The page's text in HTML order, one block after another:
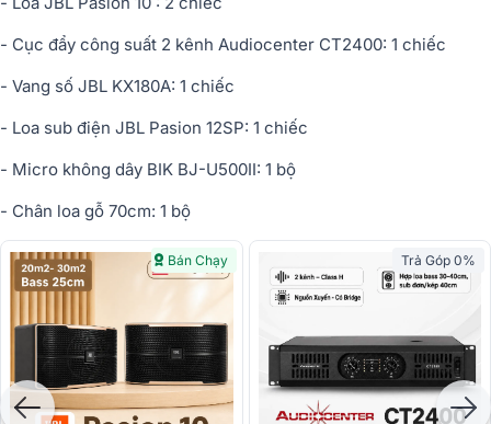
- Cục đẩy công suất 2 kênh Audiocenter CT2400: 1 chiếc
- Vang số JBL KX180A: 1 chiếc
- Loa sub điện JBL Pasion 12SP: 1 chiếc
- Micro không dây BIK BJ-U500II: 1 bộ
- Chân loa gỗ 70cm: 1 bộ
Bán Chạy Trả Góp 0%